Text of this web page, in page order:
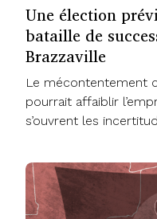
Une élection
bataille de
Brazzaville
Le mécontentement
pourrait affaiblir
s’ouvrent les